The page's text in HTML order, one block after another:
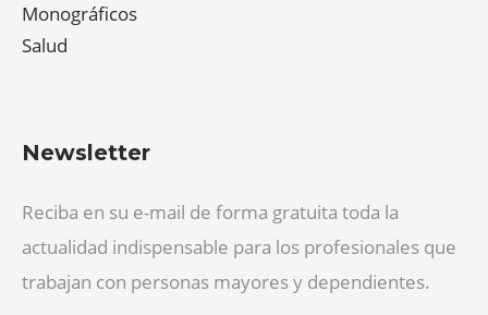
Monográficos
Salud
Newsletter
Reciba en su e-mail de forma gratuita toda la
actualidad indispensable para los profesionales que
trabajan con personas mayores y dependientes.